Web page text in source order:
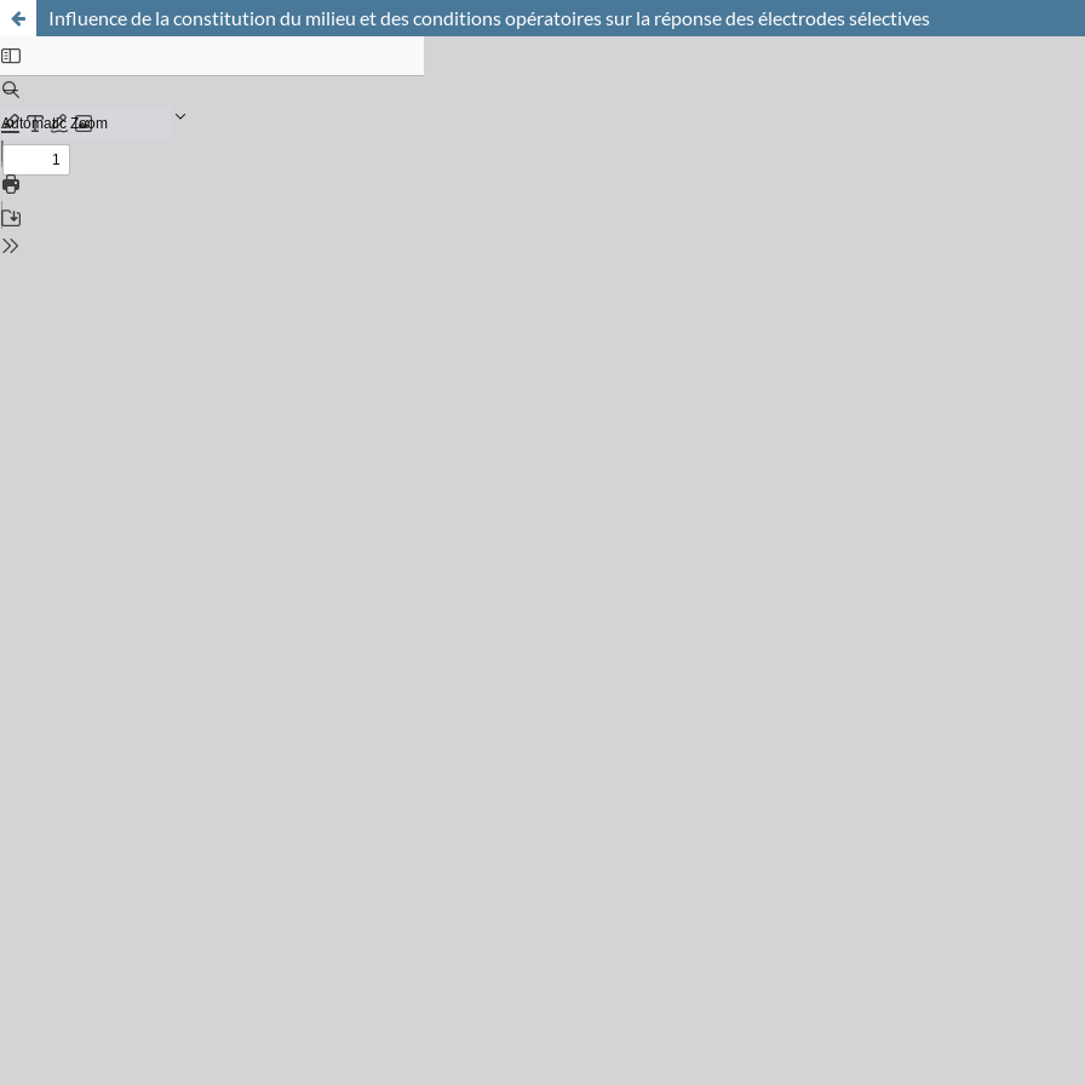
Influence de la constitution du milieu et des conditions opératoires sur la réponse des électrodes sélectives